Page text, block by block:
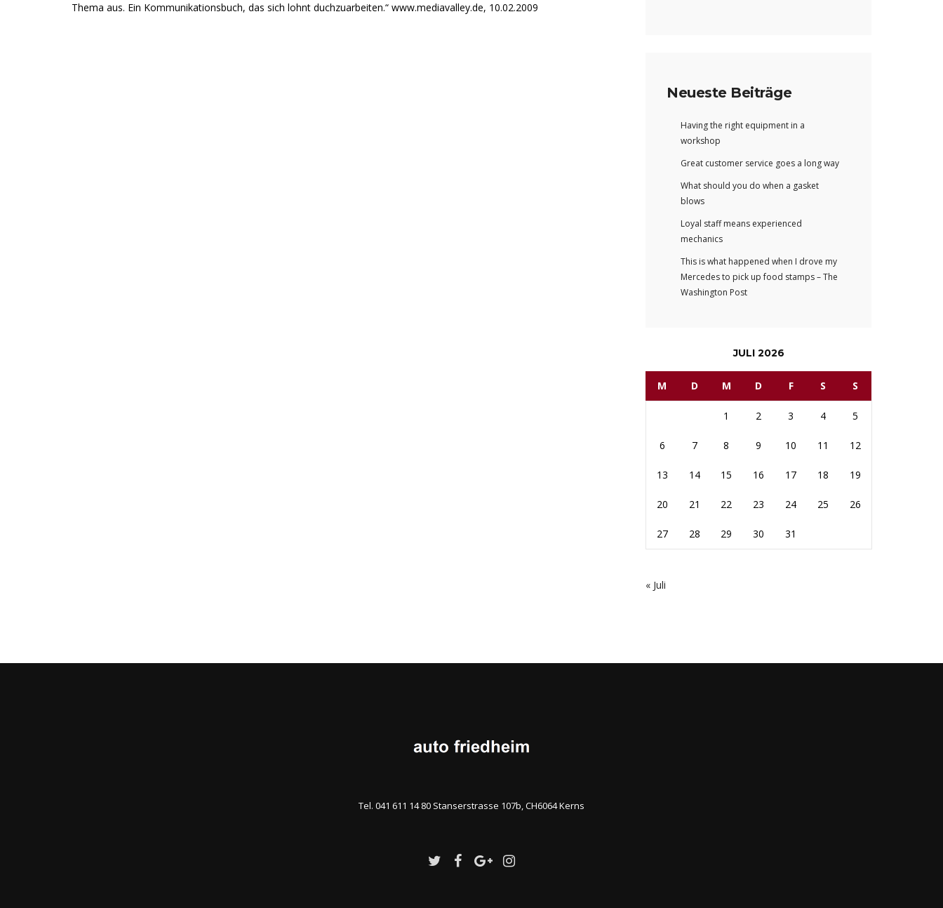
Thema aus. Ein Kommunikationsbuch, das sich lohnt duchzuarbeiten.“ www.mediavalley.de, 10.02.2009
Neueste Beiträge
Having the right equipment in a
workshop
Great customer service goes a long way
What should you do when a gasket
blows
Loyal staff means experienced
mechanics
This is what happened when I drove my
Mercedes to pick up food stamps – The
Washington Post
JULI 2026
M D M D F S S
1 2 3 4 5
6 7 8 9 10 11 12
13 14 15 16 17 18 19
20 21 22 23 24 25 26
27 28 29 30 31
« Juli
Tel. 041 611 14 80 Stanserstrasse 107b, CH6064 Kerns